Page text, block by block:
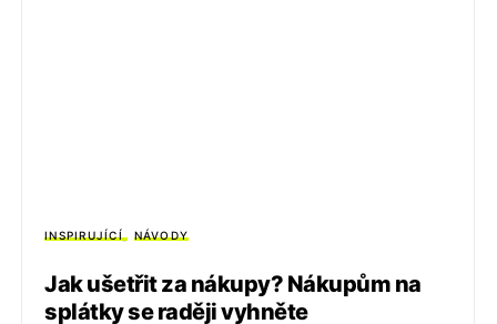
INSPIRUJÍCÍ NÁVODY
Jak ušetřit za nákupy? Nákupům na
splátky se raději vyhněte